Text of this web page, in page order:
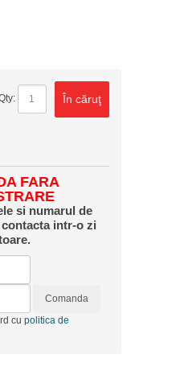
În căruţ
FARA
si numarul de
intr-o zi
Comanda
cu politica de